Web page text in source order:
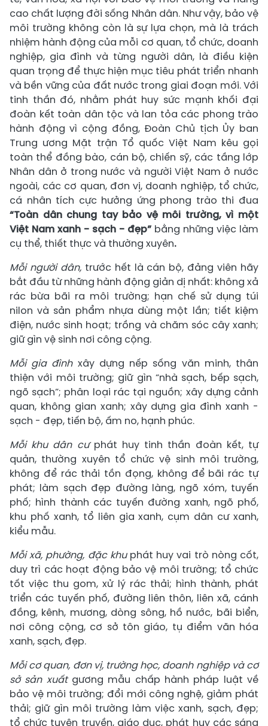
cao chất lượng đời sống Nhân dân. Như vậy, bảo vệ
môi trường không còn là sự lựa chọn, mà là trách
nhiệm hành động của mỗi cơ quan, tổ chức, doanh
nghiệp, gia đình và từng người dân, là điều kiện
quan trọng để thực hiện mục tiêu phát triển nhanh
và bền vững của đất nước trong giai đoạn mới. Với
tinh thần đó, nhằm phát huy sức mạnh khối đại
đoàn kết toàn dân tộc và lan tỏa các phong trào
hành động vì cộng đồng, Đoàn Chủ tịch Ủy ban
Trung ương Mặt trận Tổ quốc Việt Nam kêu gọi
toàn thể đồng bào, cán bộ, chiến sỹ, các tầng lớp
Nhân dân ở trong nước và người Việt Nam ở nước
ngoài, các cơ quan, đơn vị, doanh nghiệp, tổ chức,
cá nhân tích cực hưởng ứng phong trào thi đua
“Toàn dân chung tay bảo vệ môi trường, vì một
Việt Nam xanh - sạch - đẹp” bằng những việc làm
cụ thể, thiết thực và thường xuyên.
Mỗi người dân, trước hết là cán bộ, đảng viên hãy
bắt đầu từ những hành động giản dị nhất: không xả
rác bừa bãi ra môi trường; hạn chế sử dụng túi
nilon và sản phẩm nhựa dùng một lần; tiết kiệm
điện, nước sinh hoạt; trồng và chăm sóc cây xanh;
giữ gìn vệ sinh nơi công cộng.
Mỗi gia đìnhxây dựng nếp sống văn minh, thân
thiện với môi trường; giữ gìn “nhà sạch, bếp sạch,
ngõ sạch”; phân loại rác tại nguồn; xây dựng cảnh
quan, không gian xanh; xây dựng gia đình xanh -
sạch - đẹp, tiến bộ, ấm no, hạnh phúc.
Mỗi khu dân cư phát huy tinh thần đoàn kết, tự
quản, thường xuyên tổ chức vệ sinh môi trường,
không để rác thải tồn đọng, không để bãi rác tự
phát; làm sạch đẹp đường làng, ngõ xóm, tuyến
phố; hình thành các tuyến đường xanh, ngõ phố,
khu phố xanh, tổ liên gia xanh, cụm dân cư xanh,
kiểu mẫu.
Mỗi xã, phường, đặc khu phát huy vai trò nòng cốt,
duy trì các hoạt động bảo vệ môi trường; tổ chức
tốt việc thu gom, xử lý rác thải; hình thành, phát
triển các tuyến phố, đường liên thôn, liên xã, cánh
đồng, kênh, mương, dòng sông, hồ nước, bãi biển,
nơi công cộng, cơ sở tôn giáo, tụ điểm văn hóa
xanh, sạch, đẹp.
Mỗi cơ quan, đơn vị, trường học, doanh nghiệp và cơ
sở sản xuấtgương mẫu chấp hành pháp luật về
bảo vệ môi trường; đổi mới công nghệ, giảm phát
thải; giữ gìn môi trường làm việc xanh, sạch, đẹp;
tổ chức tuyên truyền, giáo dục, phát huy các sáng